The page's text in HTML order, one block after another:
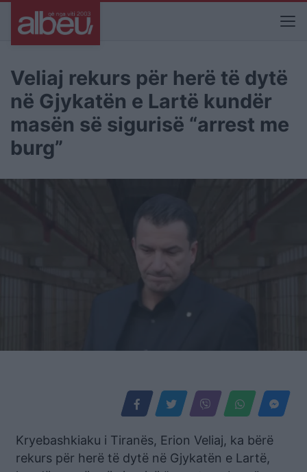
Veliaj rekurs për herë të dytë
në Gjykatën e Lartë kundër
masën së sigurisë “arrest me
burg”
Kryebashkiaku i Tiranës, Erion Veliaj, ka bërë
rekurs për herë të dytë në Gjykatën e Lartë,